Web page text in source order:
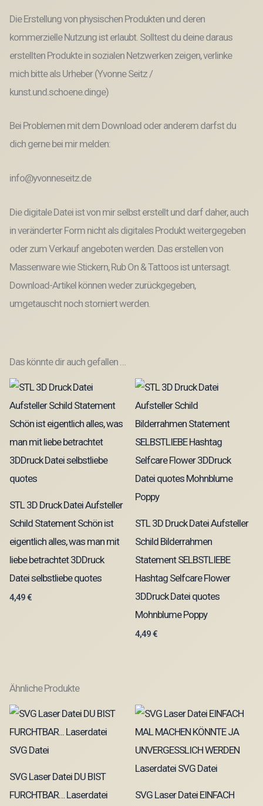
Die Erstellung von physischen Produkten und deren
kommerzielle Nutzung ist erlaubt. Solltest du deine daraus
erstellten Produkte in sozialen Netzwerken zeigen, verlinke
mich bitte als Urheber (Yvonne Seitz /
kunst.und.schoene.dinge)
Bei Problemen mit dem Download oder anderem darfst du
dich gerne bei mir melden:
info@yvonneseitz.de
Die digitale Datei ist von mir selbst erstellt und darf daher, auch
in veränderter Form nicht als digitales Produkt weitergegeben
oder zum Verkauf angeboten werden. Das erstellen von
Massenware wie Stickern, Rub On & Tattoos ist untersagt.
Download-Artikel können weder zurückgegeben,
umgetauscht noch storniert werden.
Das könnte dir auch gefallen …
STL 3D Druck Datei Aufsteller
Schild Statement Schön ist
eigentlich alles, was man mit
liebe betrachtet 3DDruck
Datei selbstliebe quotes
4,49€
STL 3D Druck Datei Aufsteller
Schild Bilderrahmen
Statement SELBSTLIEBE
Hashtag Selfcare Flower
3DDruck Datei quotes
Mohnblume Poppy
4,49€
Ähnliche Produkte
SVG Laser Datei DU BIST
FURCHTBAR… Laserdatei
SVG Laser Datei EINFACH